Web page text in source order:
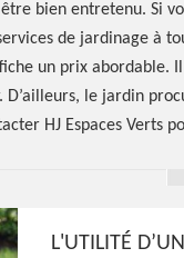
bien entretenu. Si
de jardinage à
un prix abordable.
D’ailleurs, le jardin
HJ Espaces Verts
L'UTILITÉ